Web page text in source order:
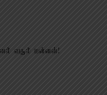
வசூல் மன்னன்!